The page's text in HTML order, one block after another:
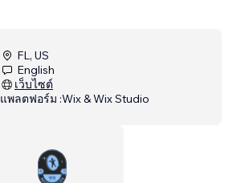
FL, US
English
เว็บไซต์
แพลตฟอร์ม :Wix & Wix Studio